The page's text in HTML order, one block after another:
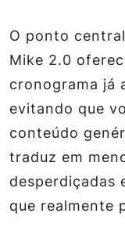
O ponto
Mike 2.0
cronograma já
evitando que
conteúdo
traduz em
desperdiçadas
que realmente